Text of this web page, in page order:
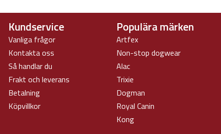
Kundservice
Vanliga frågor
Kontakta oss
Så handlar du
Frakt och leverans
Betalning
Köpvillkor
Populära märken
Artfex
Non-stop dogwear
Alac
Trixie
Dogman
Royal Canin
Kong